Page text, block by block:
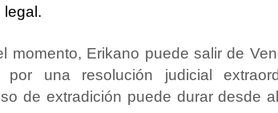
legal.
momento, Erikano puede salir de
por una resolución judicial
de extradición puede durar desde